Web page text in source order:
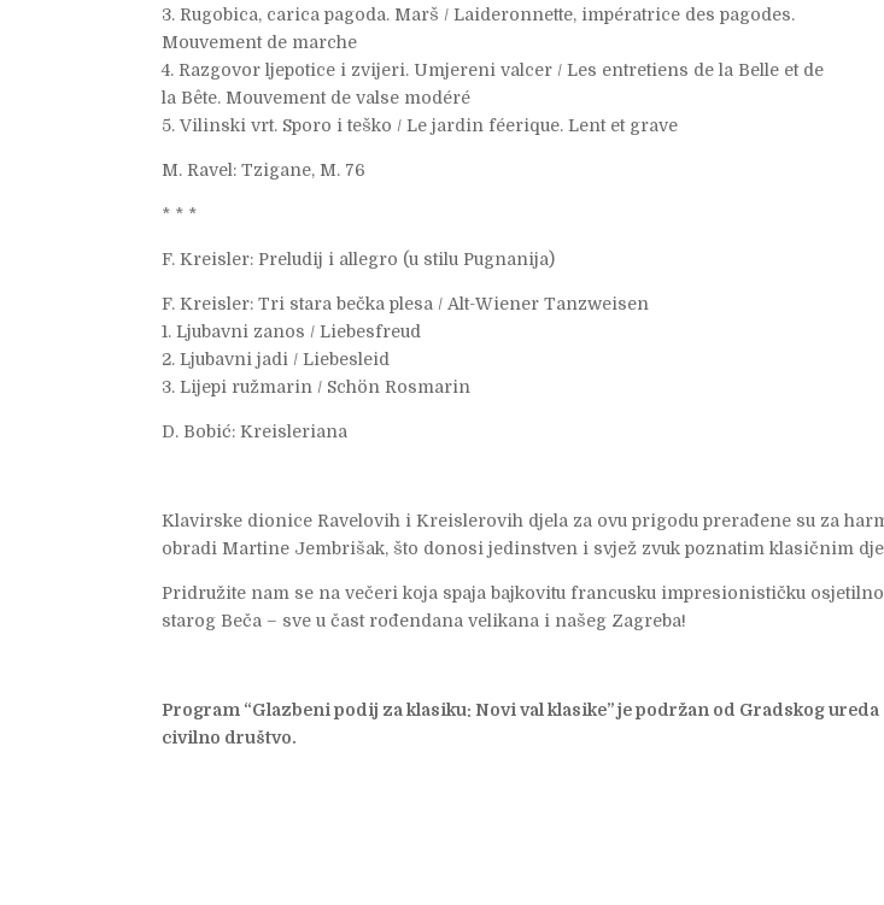
3. Rugobica, carica pagoda. Marš / Laideronnette, impératrice des pagodes.
Mouvement de marche
4. Razgovor ljepotice i zvijeri. Umjereni valcer / Les entretiens de la Belle et de
la Bête. Mouvement de valse modéré
5. Vilinski vrt. Sporo i teško / Le jardin féerique. Lent et grave
M. Ravel: Tzigane, M. 76
* * *
F. Kreisler: Preludij i allegro (u stilu Pugnanija)
F. Kreisler: Tri stara bečka plesa / Alt-Wiener Tanzweisen
1. Ljubavni zanos / Liebesfreud
2. Ljubavni jadi / Liebesleid
3. Lijepi ružmarin / Schön Rosmarin
D. Bobić: Kreisleriana
Klavirske dionice Ravelovih i Kreislerovih djela za ovu prigodu prerađene su za
obradi Martine Jembrišak, što donosi jedinstven i svjež zvuk poznatim klasičnim
Pridružite nam se na večeri koja spaja bajkovitu francusku impresionističku
starog Beča – sve u čast rođendana velikana i našeg Zagreba!
Program “Glazbeni podij za klasiku: Novi val klasike” je podržan od Gradskog
civilno društvo.